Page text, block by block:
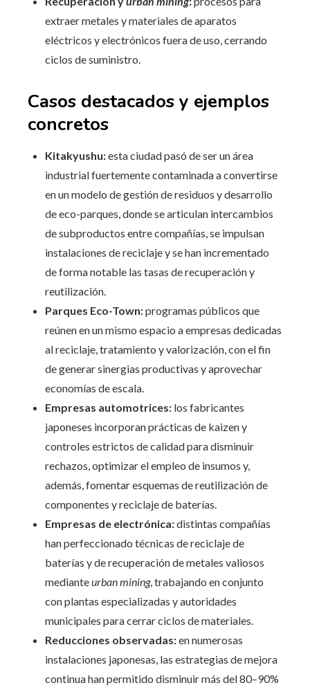
extraer metales y materiales de aparatos
eléctricos y electrónicos fuera de uso, cerrando
ciclos de suministro.
Casos destacados y ejemplos
concretos
Kitakyushu:esta ciudad pasó de ser un área
industrial fuertemente contaminada a convertirse
en un modelo de gestión de residuos y desarrollo
de eco-parques, donde se articulan intercambios
de subproductos entre compañías, se impulsan
instalaciones de reciclaje y se han incrementado
de forma notable las tasas de recuperación y
reutilización.
Parques Eco-Town:programas públicos que
reúnen en un mismo espacio a empresas dedicadas
al reciclaje, tratamiento y valorización, con el fin
de generar sinergias productivas y aprovechar
economías de escala.
Empresas automotrices: los fabricantes
japoneses incorporan prácticas de kaizen y
controles estrictos de calidad para disminuir
rechazos, optimizar el empleo de insumos y,
además, fomentar esquemas de reutilización de
componentes y reciclaje de baterías.
Empresas de electrónica:distintas compañías
han perfeccionado técnicas de reciclaje de
baterías y de recuperación de metales valiosos
medianteurban mining, trabajando en conjunto
con plantas especializadas y autoridades
municipales para cerrar ciclos de materiales.
Reducciones observadas:en numerosas
instalaciones japonesas, las estrategias de mejora
continua han permitido disminuir más del 80–90%